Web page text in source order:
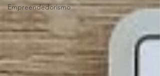
Empreendedorismo